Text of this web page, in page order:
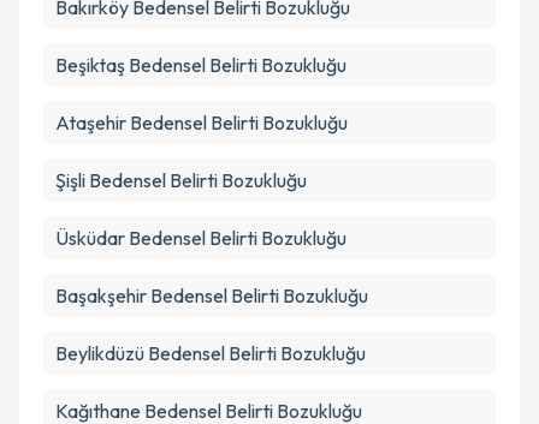
Bakırköy Bedensel Belirti Bozukluğu
Beşiktaş Bedensel Belirti Bozukluğu
Ataşehir Bedensel Belirti Bozukluğu
Şişli Bedensel Belirti Bozukluğu
Üsküdar Bedensel Belirti Bozukluğu
Başakşehir Bedensel Belirti Bozukluğu
Beylikdüzü Bedensel Belirti Bozukluğu
Kağıthane Bedensel Belirti Bozukluğu